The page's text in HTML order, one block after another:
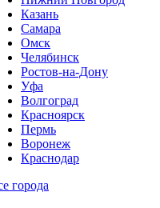
Казань
Самара
Омск
Челябинск
Ростов-на-Дону
Уфа
Волгоград
Красноярск
Пермь
Воронеж
Краснодар
города